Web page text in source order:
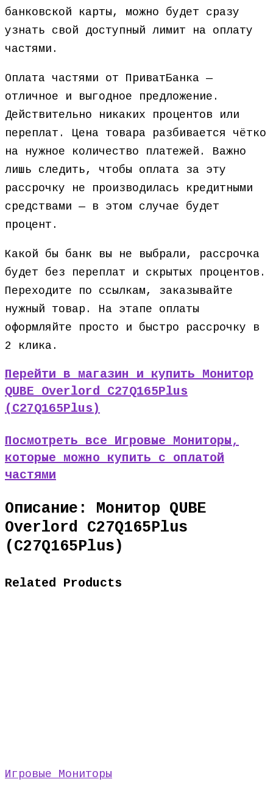
банковской карты, можно будет сразу
узнать свой доступный лимит на оплату
частями.
Оплата частями от ПриватБанка —
отличное и выгодное предложение.
Действительно никаких процентов или
переплат. Цена товара разбивается чётко
на нужное количество платежей. Важно
лишь следить, чтобы оплата за эту
рассрочку не производилась кредитными
средствами — в этом случае будет
процент.
Какой бы банк вы не выбрали, рассрочка
будет без переплат и скрытых процентов.
Переходите по ссылкам, заказывайте
нужный товар. На этапе оплаты
оформляйте просто и быстро рассрочку в
2 клика.
Перейти в магазин и купить Монитор
QUBE Overlord C27Q165Plus
(C27Q165Plus)
Посмотреть все Игровые Мониторы,
которые можно купить с оплатой
частями
Описание: Монитор QUBE
Overlord C27Q165Plus
(C27Q165Plus)
Related Products
Игровые Мониторы